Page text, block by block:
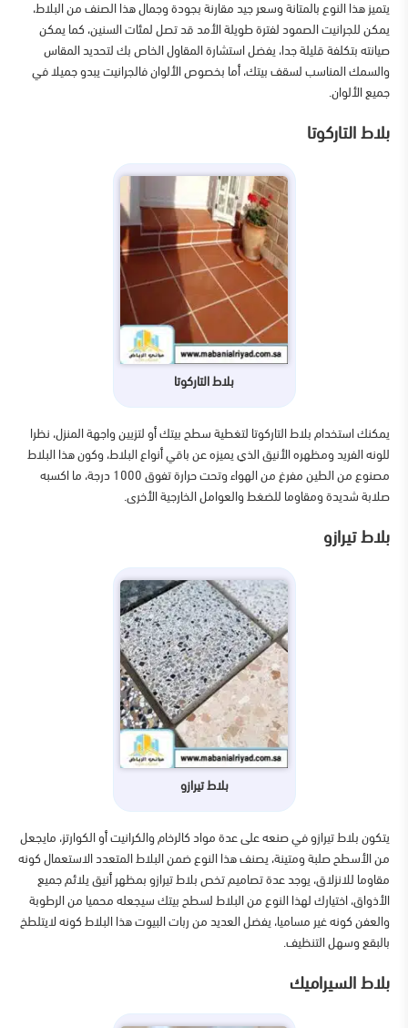
يتميز هذا النوع بالمتانة وسعر جيد مقارنة بجودة وجمال هذا الصنف من البلاط،
يمكن للجرانيت الصمود لفترة طويلة الأمد قد تصل لمئات السنين، كما يمكن
صيانته بتكلفة قليلة جدا، يفضل استشارة المقاول الخاص بك لتحديد المقاس
والسمك المناسب لسقف بيتك، أما بخصوص الألوان فالجرانيت يبدو جميلا في
جميع الألوان.
بلاط التاركوتا
بلاط التاركوتا
يمكنك استخدام بلاط التاركوتا لتغطية سطح بيتك أو لتزيين واجهة المنزل، نظرا
للونه الفريد ومظهره الأنيق الذي يميزه عن باقي أنواع البلاط، وكون هذا البلاط
مصنوع من الطين مفرغ من الهواء وتحت حرارة تفوق 1000 درجة، ما اكسبه
صلابة شديدة ومقاوما للضغط والعوامل الخارجية الأخرى.
بلاط تيرازو
بلاط تيرازو
يتكون بلاط تيرازو في صنعه على عدة مواد كالرخام والكرانيت أو الكوارتز، مايجعل
من الأسطح صلبة ومتينة، يصنف هذا النوع ضمن البلاط المتعدد الاستعمال كونه
مقاوما للانزلاق، يوجد عدة تصاميم تخص بلاط تيرازو بمظهر أنيق يلائم جميع
الأذواق، اختيارك لهذا النوع من البلاط لسطح بيتك سيجعله محميا من الرطوبة
والعفن كونه غير مساميا، يفضل العديد من ربات البيوت هذا البلاط كونه لايتلطخ
بالبقع وسهل التنظيف.
بلاط السيراميك